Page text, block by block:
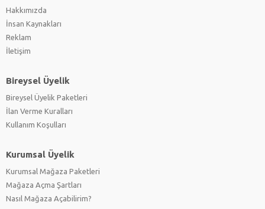
Hakkımızda
İnsan Kaynakları
Reklam
İletişim
Bireysel Üyelik
Bireysel Üyelik Paketleri
İlan Verme Kuralları
Kullanım Koşulları
Kurumsal Üyelik
Kurumsal Mağaza Paketleri
Mağaza Açma Şartları
Nasıl Mağaza Açabilirim?